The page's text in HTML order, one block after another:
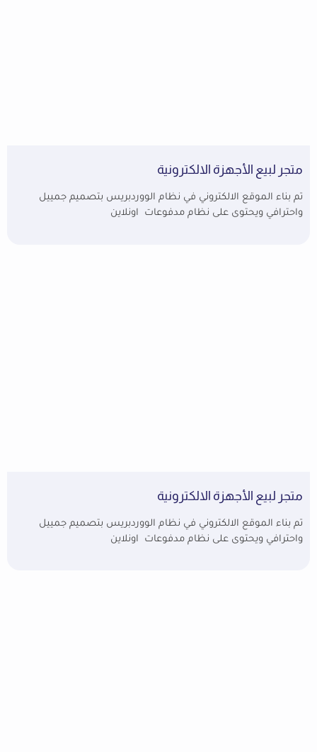
متجر لبيع الأجهزة الالكترونية
تم بناء الموقع الالكتروني في نظام الووردبريس بتصميم جمييل
واحترافي ويحتوى على نظام مدفوعات اونلاين
متجر لبيع الأجهزة الالكترونية
تم بناء الموقع الالكتروني في نظام الووردبريس بتصميم جمييل
واحترافي ويحتوى على نظام مدفوعات اونلاين